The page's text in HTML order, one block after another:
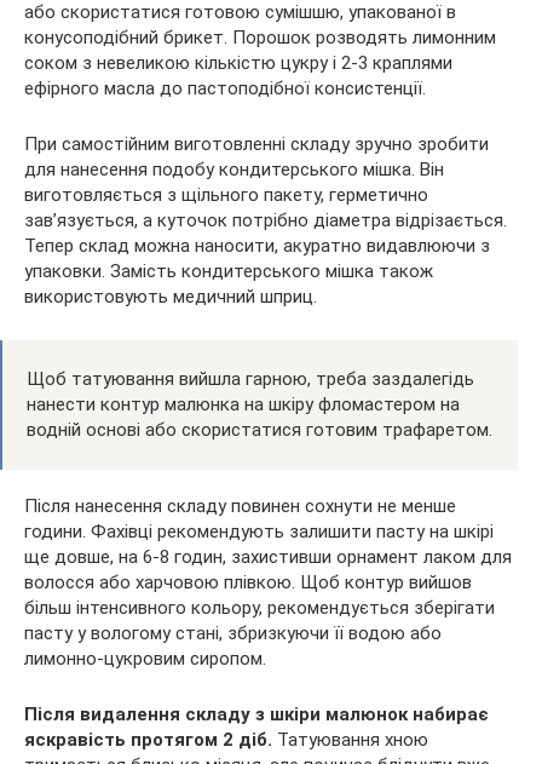
або скористатися готовою сумішшю, упакованої в
конусоподібний брикет. Порошок розводять лимонним
соком з невеликою кількістю цукру і 2-3 краплями
ефірного масла до пастоподібної консистенції.
При самостійним виготовленні складу зручно зробити
для нанесення подобу кондитерського мішка. Він
виготовляється з щільного пакету, герметично
зав’язується, а куточок потрібно діаметра відрізається.
Тепер склад можна наносити, акуратно видавлюючи з
упаковки. Замість кондитерського мішка також
використовують медичний шприц.
Щоб татуювання вийшла гарною, треба заздалегідь
нанести контур малюнка на шкіру фломастером на
водній основі або скористатися готовим трафаретом.
Після нанесення складу повинен сохнути не менше
години. Фахівці рекомендують залишити пасту на шкірі
ще довше, на 6-8 годин, захистивши орнамент лаком для
волосся або харчовою плівкою. Щоб контур вийшов
більш інтенсивного кольору, рекомендується зберігати
пасту у вологому стані, збризкуючи її водою або
лимонно-цукровим сиропом.
Після видалення складу з шкіри малюнок набирає
яскравість протягом 2 діб. Татуювання хною